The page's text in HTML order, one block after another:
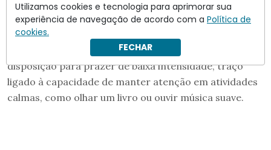
Também houveassociação entre a riqueza de objetos
disponíveis e o temperamento dos bebês
ambientes mais variados pontuaram mais alto na
disposição para prazer de baixa intensidade, traço
ligado à capacidade de manter atenção em atividades
calmas, como olhar um livro ou ouvir música suave.
Utilizamos cookies e tecnologia para aprimorar sua
experiência de navegação de acordo com a Política de
cookies.
FECHAR